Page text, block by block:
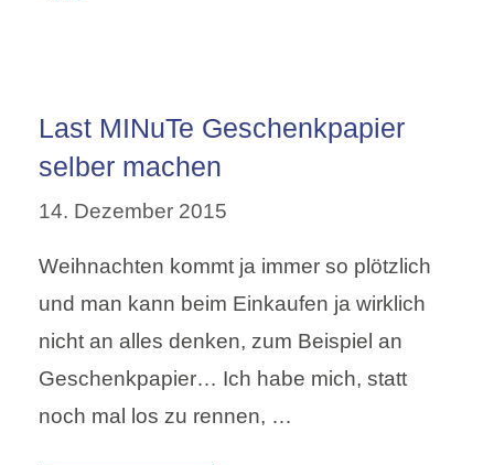
Last MINuTe Geschenkpapier
selber machen
14. Dezember 2015
Weihnachten kommt ja immer so plötzlich
und man kann beim Einkaufen ja wirklich
nicht an alles denken, zum Beispiel an
Geschenkpapier… Ich habe mich, statt
noch mal los zu rennen, …